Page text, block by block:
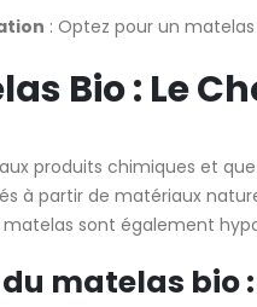
: Optez pour un
Bio : Le
produits chimiques et
à partir de matériaux
sont également
matelas bio :